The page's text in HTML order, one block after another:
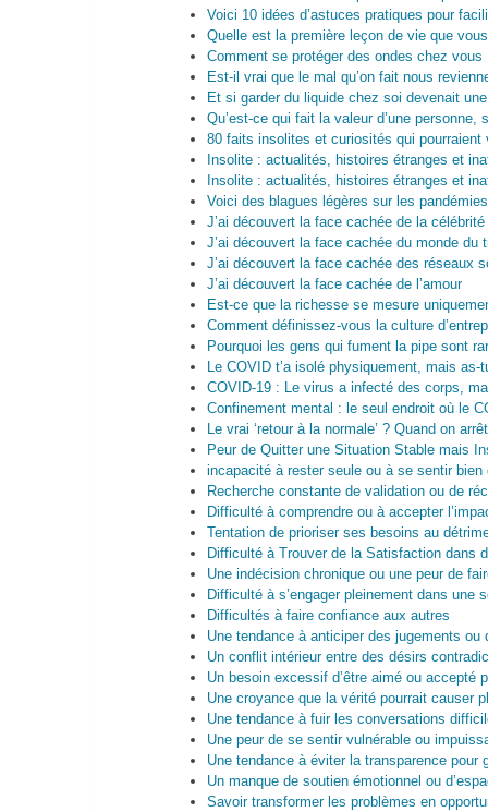
Voici 10 idées d’astuces pratiques pour
Quelle est la première leçon de vie que
Comment se protéger des ondes chez vous
Est-il vrai que le mal qu’on fait nous
Et si garder du liquide chez soi devenait
Qu’est-ce qui fait la valeur d’une personne,
80 faits insolites et curiosités qui pourraient
Insolite : actualités, histoires étranges et
Insolite : actualités, histoires étranges et
Voici des blagues légères sur les
J’ai découvert la face cachée de la célébrité
J’ai découvert la face cachée du monde du
J’ai découvert la face cachée des réseaux
J’ai découvert la face cachée de l’amour
Est-ce que la richesse se mesure
Comment définissez-vous la culture
Pourquoi les gens qui fument la pipe sont
Le COVID t’a isolé physiquement, mais
COVID-19 : Le virus a infecté des corps,
Confinement mental : le seul endroit où le
Le vrai ‘retour à la normale’ ? Quand on
Peur de Quitter une Situation Stable mais
incapacité à rester seule ou à se sentir bien
Recherche constante de validation ou de
Difficulté à comprendre ou à accepter
Tentation de prioriser ses besoins au
Difficulté à Trouver de la Satisfaction dans
Une indécision chronique ou une peur de
Difficulté à s’engager pleinement dans une
Difficultés à faire confiance aux autres
Une tendance à anticiper des jugements ou
Un conflit intérieur entre des désirs
Un besoin excessif d’être aimé ou accepté
Une croyance que la vérité pourrait causer
Une tendance à fuir les conversations
Une peur de se sentir vulnérable ou
Une tendance à éviter la transparence pour
Un manque de soutien émotionnel ou
Savoir transformer les problèmes en